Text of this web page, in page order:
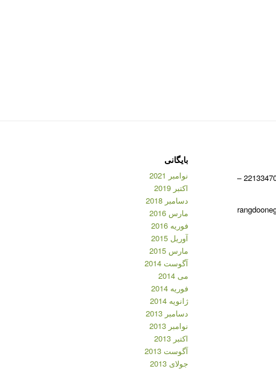
شماره تماس: 09383984116 – 22133470 –
بایگانی
نوامبر 2021
اکتبر 2019
دسامبر 2018
مارس 2016
فوریه 2016
آوریل 2015
مارس 2015
آگوست 2014
می 2014
فوریه 2014
ژانویه 2014
دسامبر 2013
نوامبر 2013
اکتبر 2013
آگوست 2013
جولای 2013